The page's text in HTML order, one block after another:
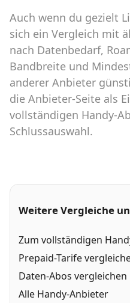
Auch wenn du gezielt
sich ein Vergleich mit
nach Datenbedarf,
Bandbreite und
anderer Anbieter
die Anbieter-Seite als
vollständigen Handy-
Schlussauswahl.
Weitere Vergleiche
Zum vollständigen
Prepaid-Tarife
Daten-Abos vergleichen
Alle Handy-Anbieter